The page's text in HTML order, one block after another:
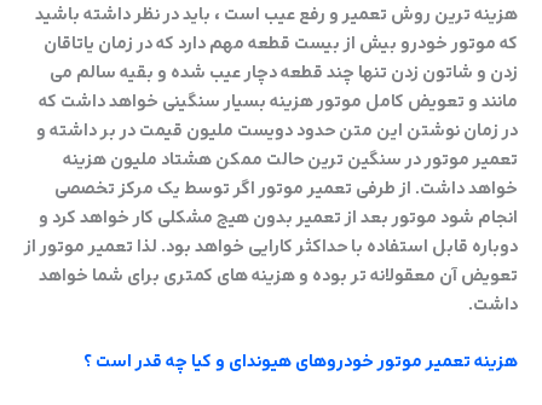
هزینه ترین روش تعمیر و رفع عیب است ، باید در نظر داشته باشید
که موتور خودرو بیش از بیست قطعه مهم دارد که در زمان یاتاقان
زدن و شاتون زدن تنها چند قطعه دچار عیب شده و بقیه سالم می
مانند و تعویض کامل موتور هزینه بسیار سنگینی خواهد داشت که
در زمان نوشتن این متن حدود دویست ملیون قیمت در بر داشته و
تعمیر موتور در سنگین ترین حالت ممکن هشتاد ملیون هزینه
خواهد داشت. از طرفی تعمیر موتور اگر توسط یک مرکز تخصصی
انجام شود موتور بعد از تعمیر بدون هیچ مشکلی کار خواهد کرد و
دوباره قابل استفاده با حداکثر کارایی خواهد بود. لذا تعمیر موتور از
تعویض آن معقولانه تر بوده و هزینه های کمتری برای شما خواهد
داشت.
هزینه تعمیر موتور خودروهای هیوندای و کیا چه قدر است ؟
تعمیرگاه
تعمیرگاه
تماس با ما
عیب یابی
پذیرش